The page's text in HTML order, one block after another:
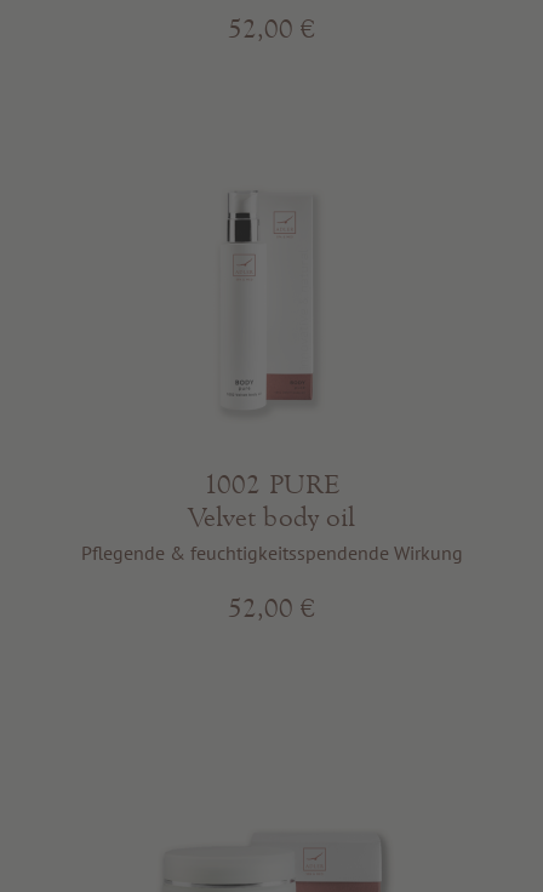
52,00 €
1002 PURE
Velvet body oil
Pflegende & feuchtigkeitsspendende Wirkung
52,00 €